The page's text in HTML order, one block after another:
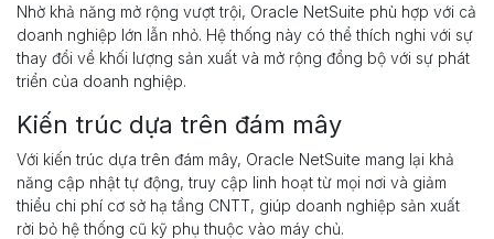
Nhờ khả năng mở rộng vượt trội, Oracle NetSuite phù hợp với cả
doanh nghiệp lớn lẫn nhỏ. Hệ thống này có thể thích nghi với sự
thay đổi về khối lượng sản xuất và mở rộng đồng bộ với sự phát
triển của doanh nghiệp.
Kiến trúc dựa trên đám mây
Với kiến trúc dựa trên đám mây, Oracle NetSuite mang lại khả
năng cập nhật tự động, truy cập linh hoạt từ mọi nơi và giảm
thiểu chi phí cơ sở hạ tầng CNTT, giúp doanh nghiệp sản xuất
rời bỏ hệ thống cũ kỹ phụ thuộc vào máy chủ.